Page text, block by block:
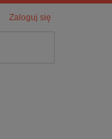
Zaloguj się